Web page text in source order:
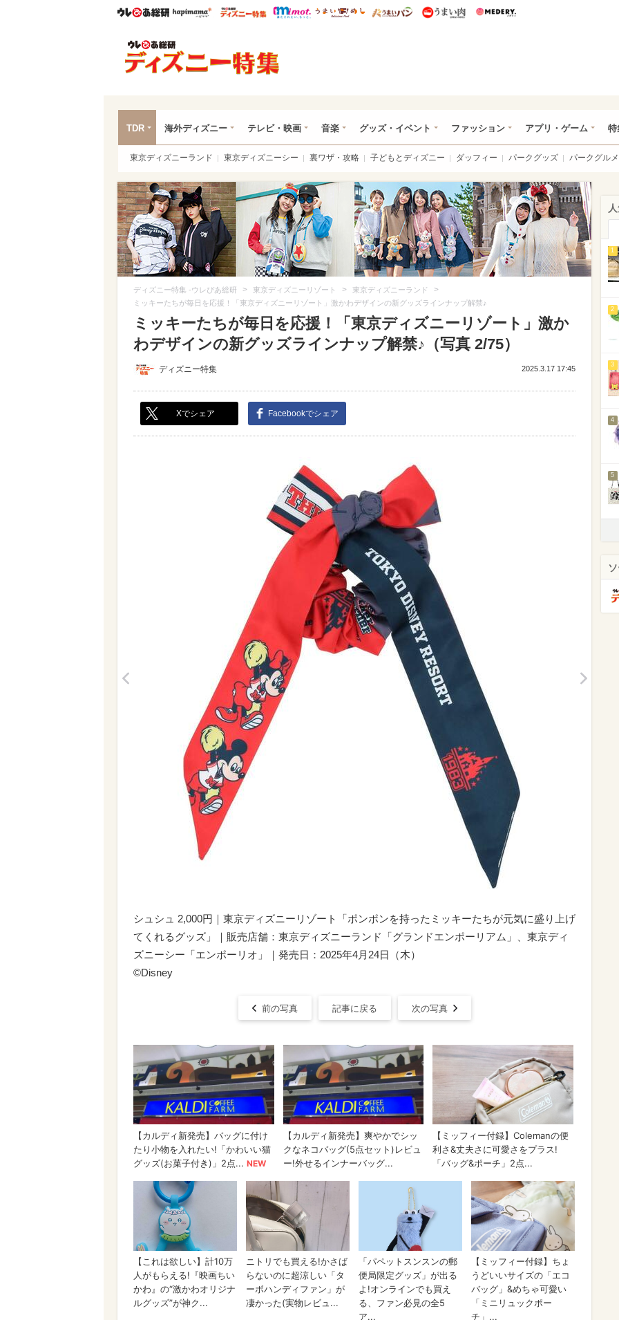
ウレぴあ総研ハピママ* ウレぴあ総研 ディズニー特集
mimot. うまいめし うまいパン うまい肉
TDR 海外ディズニー テレビ・映画 音楽 グッズ・イベント ファッション アプリ・ゲーム 特
東京ディズニーランド 東京ディズニーシー 裏ワザ・攻略 子どもとディズニー ダッフィー パークグッズ パークグルメ
ディズニー特集 -ウレぴあ総研 > 東京ディズニーリゾート > 東京ディズニーランド >
ミッキーたちが毎日を応援！「東京ディズニーリゾート」激かわデザインの新グッズラインナップ解禁♪
ミッキーたちが毎日を応援！「東京ディズニーリゾート」激か
わデザインの新グッズラインナップ解禁♪（写真 2/75）
ディズニー特集 2025.3.17 17:45
Xでシェア Facebookでシェア
シュシュ 2,000円｜東京ディズニーリゾート「ポンポンを持ったミッキーたちが元気に盛り上げ
てくれるグッズ」｜販売店舗：東京ディズニーランド「グランドエンポーリアム」、東京ディ
ズニーシー「エンポーリオ」｜発売日：2025年4月24日（木）
©Disney
前の写真 記事に戻る 次の写真
1
2
3
4
5